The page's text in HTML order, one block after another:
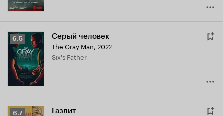
Рейтинг
Кинопоиска
6.5
6.5 Серый человек
The Gray Man, 2022
Six's Father
Рейтинг
6.7 Газлит